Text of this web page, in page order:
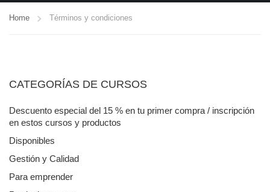
Home Términos y condiciones
CATEGORÍAS DE CURSOS
Descuento especial del 15 % en tu primer compra / inscripción
en estos cursos y productos
Disponibles
Gestión y Calidad
Para emprender